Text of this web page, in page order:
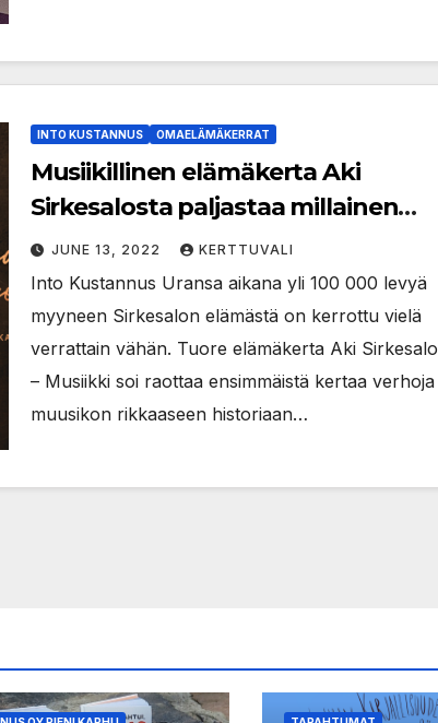
INTO KUSTANNUS OMAELÄMÄKERRAT
Musiikillinen elämäkerta Aki
Sirkesalosta paljastaa millainen
koko kansan rakastama
huippumuusikko oli kulisseissa
JUNE 13, 2022 KERTTUVALI
Into Kustannus Uransa aikana yli 100 000 levyä
myyneen Sirkesalon elämästä on kerrottu vielä
verrattain vähän. Tuore elämäkerta Aki Sirkesalo
– Musiikki soi raottaa ensimmäistä kertaa verhoja
muusikon rikkaaseen historiaan…